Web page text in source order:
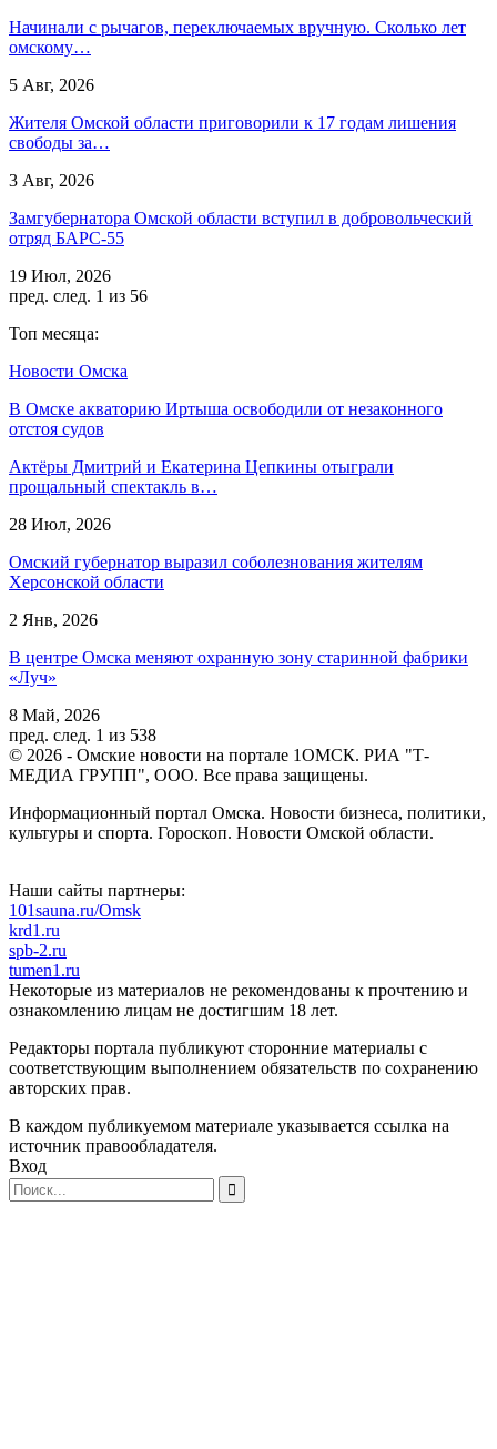
Начинали с рычагов, переключаемых вручную. Сколько лет
омскому…
5 Авг, 2026
Жителя Омской области приговорили к 17 годам лишения
свободы за…
3 Авг, 2026
Замгубернатора Омской области вступил в добровольческий
отряд БАРС-55
19 Июл, 2026
пред. след. 1 из 56
Топ месяца:
Новости Омска
В Омске акваторию Иртыша освободили от незаконного
отстоя судов
Актёры Дмитрий и Екатерина Цепкины отыграли
прощальный спектакль в…
28 Июл, 2026
Омский губернатор выразил соболезнования жителям
Херсонской области
2 Янв, 2026
В центре Омска меняют охранную зону старинной фабрики
«Луч»
8 Май, 2026
пред. след. 1 из 538
© 2026 - Омские новости на портале 1ОМСК. РИА "Т-
МЕДИА ГРУПП", ООО. Все права защищены.
Информационный портал Омска. Новости бизнеса, политики,
культуры и спорта. Гороскоп. Новости Омской области.
Наши сайты партнеры:
101sauna.ru/Omsk
krd1.ru
spb-2.ru
tumen1.ru
Некоторые из материалов не рекомендованы к прочтению и
ознакомлению лицам не достигшим 18 лет.
Редакторы портала публикуют сторонние материалы с
соответствующим выполнением обязательств по сохранению
авторских прав.
В каждом публикуемом материале указывается ссылка на
источник правообладателя.
Вход